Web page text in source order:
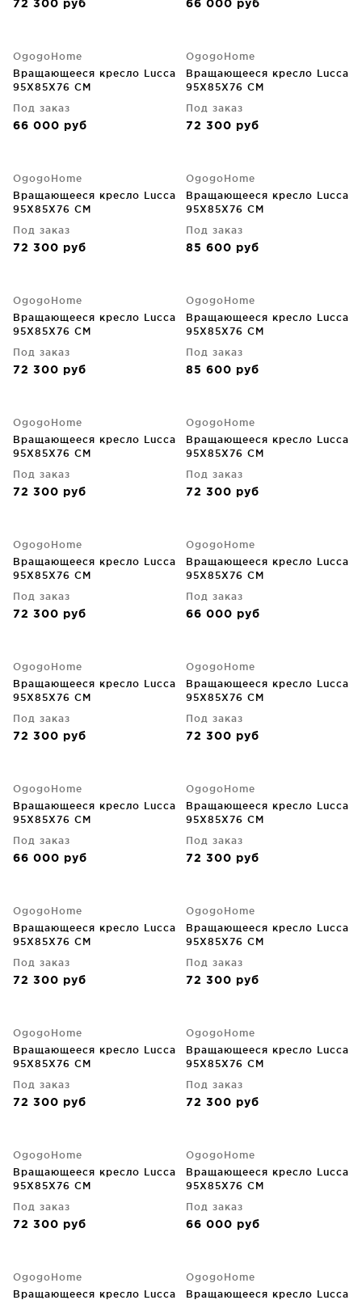
72 300 руб 66 000 руб
OgogoHome
Вращающееся кресло Lucca
95X85X76 CM
Под заказ
66 000 руб
OgogoHome
Вращающееся кресло Lucca
95X85X76 CM
Под заказ
72 300 руб
OgogoHome
Вращающееся кресло Lucca
95X85X76 CM
Под заказ
72 300 руб
OgogoHome
Вращающееся кресло Lucca
95X85X76 CM
Под заказ
85 600 руб
OgogoHome
Вращающееся кресло Lucca
95X85X76 CM
Под заказ
72 300 руб
OgogoHome
Вращающееся кресло Lucca
95X85X76 CM
Под заказ
85 600 руб
OgogoHome
Вращающееся кресло Lucca
95X85X76 CM
Под заказ
72 300 руб
OgogoHome
Вращающееся кресло Lucca
95X85X76 CM
Под заказ
72 300 руб
OgogoHome
Вращающееся кресло Lucca
95X85X76 CM
Под заказ
72 300 руб
OgogoHome
Вращающееся кресло Lucca
95X85X76 CM
Под заказ
66 000 руб
OgogoHome
Вращающееся кресло Lucca
95X85X76 CM
Под заказ
72 300 руб
OgogoHome
Вращающееся кресло Lucca
95X85X76 CM
Под заказ
72 300 руб
OgogoHome
Вращающееся кресло Lucca
95X85X76 CM
Под заказ
66 000 руб
OgogoHome
Вращающееся кресло Lucca
95X85X76 CM
Под заказ
72 300 руб
OgogoHome
Вращающееся кресло Lucca
95X85X76 CM
Под заказ
72 300 руб
OgogoHome
Вращающееся кресло Lucca
95X85X76 CM
Под заказ
72 300 руб
OgogoHome
Вращающееся кресло Lucca
95X85X76 CM
Под заказ
72 300 руб
OgogoHome
Вращающееся кресло Lucca
95X85X76 CM
Под заказ
72 300 руб
OgogoHome
Вращающееся кресло Lucca
95X85X76 CM
Под заказ
72 300 руб
OgogoHome
Вращающееся кресло Lucca
95X85X76 CM
Под заказ
66 000 руб
OgogoHome
Вращающееся кресло Lucca
OgogoHome
Вращающееся кресло Lucca